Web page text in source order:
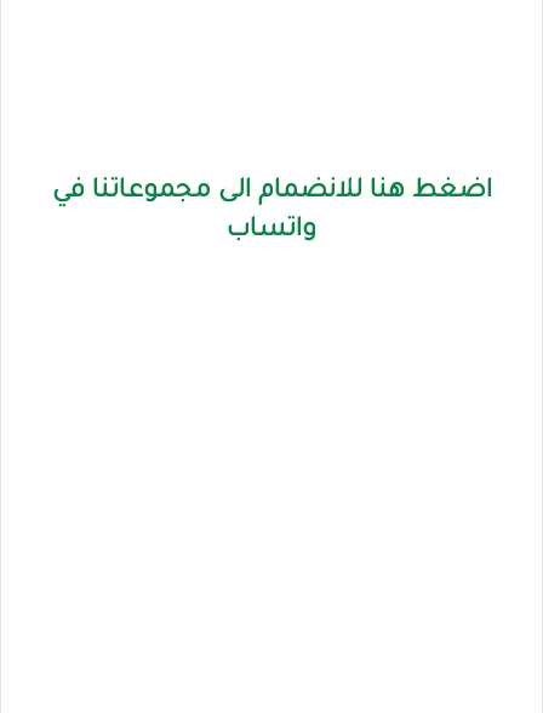
اضغط هنا للانضمام الى مجموعاتنا في
واتساب